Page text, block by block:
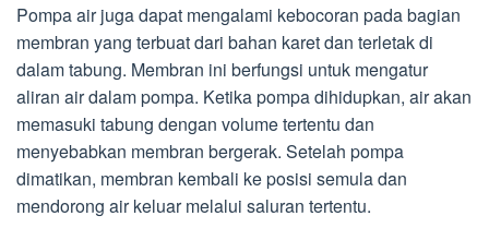
Pompa air juga dapat mengalami kebocoran pada bagian
membran yang terbuat dari bahan karet dan terletak di
dalam tabung. Membran ini berfungsi untuk mengatur
aliran air dalam pompa. Ketika pompa dihidupkan, air akan
memasuki tabung dengan volume tertentu dan
menyebabkan membran bergerak. Setelah pompa
dimatikan, membran kembali ke posisi semula dan
mendorong air keluar melalui saluran tertentu.